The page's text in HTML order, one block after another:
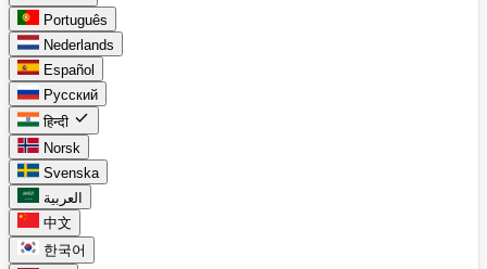
Português
Nederlands
Español
Русский
हिन्दी check
Norsk
Svenska
العربية
中文
한국어